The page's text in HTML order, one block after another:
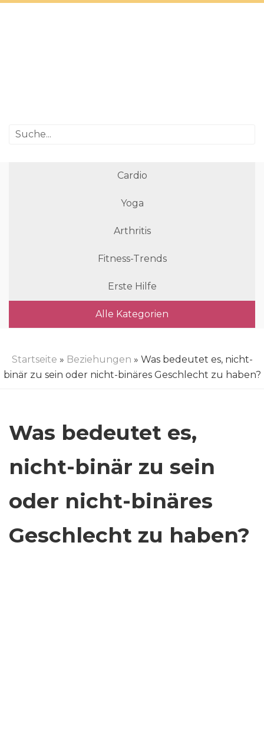
Cardio
Yoga
Arthritis
Fitness-Trends
Erste Hilfe
Alle Kategorien
Startseite » Beziehungen » Was bedeutet es, nicht-
binär zu sein oder nicht-binäres Geschlecht zu haben?
Was bedeutet es,
nicht-binär zu sein
oder nicht-binäres
Geschlecht zu haben?